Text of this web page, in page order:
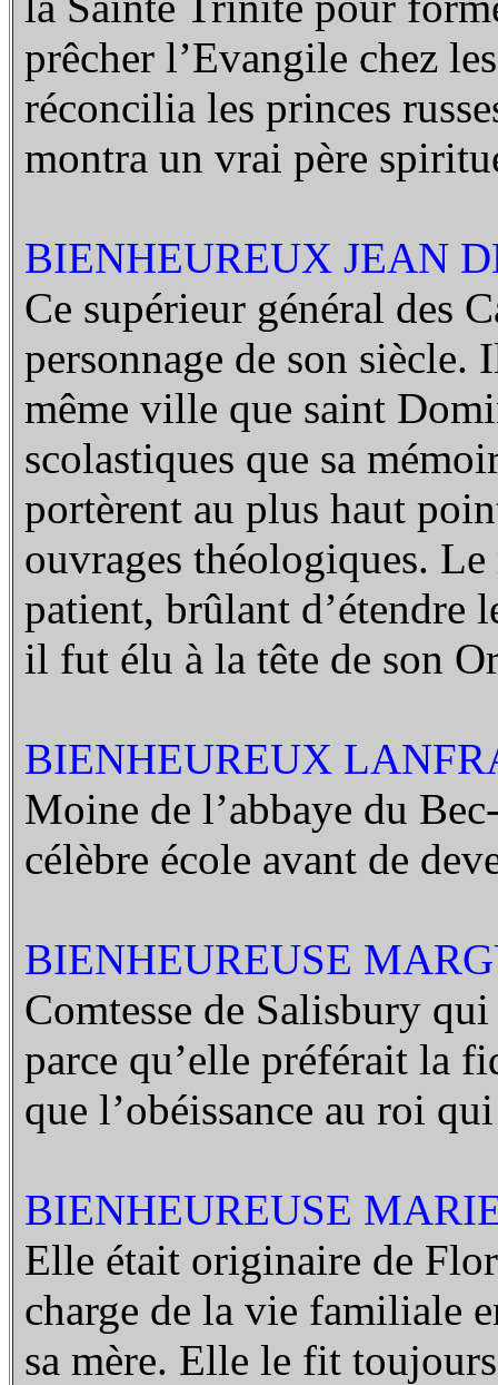
prêcher l’Evangile chez
réconcilia les princes
montra un vrai père
BIENHEUREUX JEAN
Ce supérieur général des
personnage de son siècle.
même ville que saint
scolastiques que sa
portèrent au plus haut
ouvrages théologiques.
patient, brûlant d’étendre
il fut élu à la tête de son
BIENHEUREUX
Moine de l’abbaye du
célèbre école avant de
BIENHEUREUSE
Comtesse de Salisbury
parce qu’elle préférait la
que l’obéissance au roi
BIENHEUREUSE
Elle était originaire de
charge de la vie familiale
sa mère. Elle le fit